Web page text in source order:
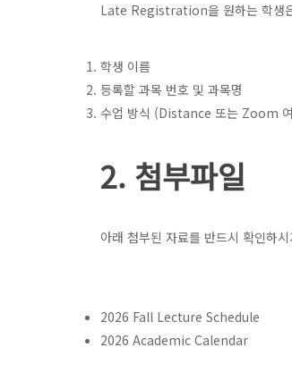
Late Registration을 원하는 학생
학생 이름
등록할 과목 번호 및 과목명
수업 방식 (Distance 또는 Zoom
2. 첨부파일
아래 첨부된 자료를 반드시 확인하
2026 Fall Lecture Schedule
2026 Academic Calendar